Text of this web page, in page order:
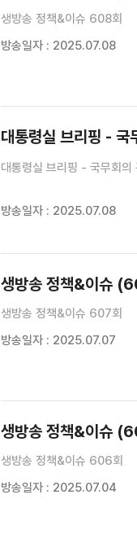
생방송 정책&이슈 608회
방송일자 : 2025.07.08
대통령실 브리핑 -
대통령실 브리핑 - 국무회
방송일자 : 2025.07.08
생방송 정책&이슈
생방송 정책&이슈 607회
방송일자 : 2025.07.07
생방송 정책&이슈
생방송 정책&이슈 606회
방송일자 : 2025.07.04